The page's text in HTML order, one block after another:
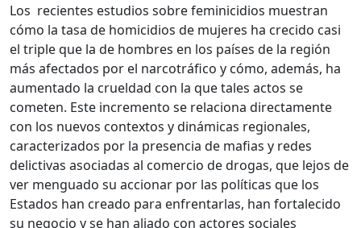
Los recientes estudios sobre feminicidios muestran
cómo la tasa de homicidios de mujeres ha crecido casi
el triple que la de hombres en los países de la región
más afectados por el narcotráfico y cómo, además, ha
aumentado la crueldad con la que tales actos se
cometen. Este incremento se relaciona directamente
con los nuevos contextos y dinámicas regionales,
caracterizados por la presencia de mafias y redes
delictivas asociadas al comercio de drogas, que lejos de
ver menguado su accionar por las políticas que los
Estados han creado para enfrentarlas, han fortalecido
su negocio y se han aliado con actores sociales